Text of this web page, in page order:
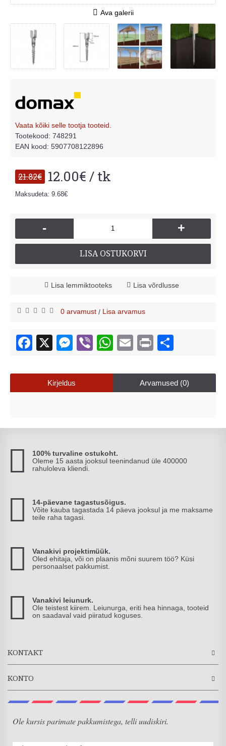
Ava galerii
Vaata kõiki selle tootja tooteid.
Tootekood: 748291
EAN kood: 5907708122896
21.82€ 12.00€ / tk
Maksudeta: 9.68€
- +
LISA OSTUKORVI
Lisa lemmiktooteks Lisa võrdlusse
0 arvamust / Lisa arvamus
Kirjeldus Arvamused (0)
100% turvaline ostukoht.
Oleme 15 aasta jooksul teenindanud üle 400000
rahuloleva kliendi.
14-päevane tagastusõigus.
Võite kauba tagastada 14 päeva jooksul ja me maksame
teile raha tagasi.
Vanakivi projektimüük.
Oled ehitaja, või on plaanis mõni suurem töö? Küsi
personaalset pakkumist.
Vanakivi leiunurk.
Ole teistest kiirem. Leiunurga, eriti hea hinnaga, tooteid
on saadaval vaid piiratud koguses.
KONTAKT
KONTO
Ole kursis parimate pakkumistega, telli uudiskiri.